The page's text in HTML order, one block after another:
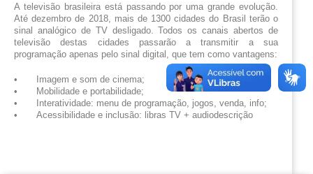
A televisão brasileira está passando por uma grande evolução.
Até dezembro de 2018, mais de 1300 cidades do Brasil terão o
sinal analógico de TV desligado. Todos os canais abertos de
televisão destas cidades passarão a transmitir a sua
programação apenas pelo sinal digital, que tem como vantagens:
•
Imagem e som de cinema;
•
Mobilidade e portabilidade;
•
Interatividade: menu de programação, jogos, venda, info;
•
Acessibilidade e inclusão: libras TV + audiodescrição